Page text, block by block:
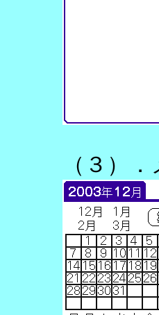
（３）